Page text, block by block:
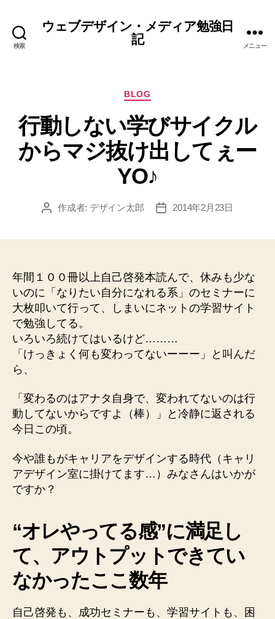
検索
ウェブデザイン・メディア勉強日
記
メニュー
カ
ゴ
リ
ー
BLOG
行動しない学びサイクル
からマジ抜け出してぇー
YO♪
投 作成者: デザイン太郎
投
2014年2月23日
年間１００冊以上自己啓発本読んで、休みも少な
いのに「なりたい自分になれる系」のセミナーに
大枚叩いて行って、しまいにネットの学習サイト
で勉強してる。
いろいろ続けてはいるけど………
「けっきょく何も変わってないーーー」と叫んだ
ら、
「変わるのはアナタ自身で、 変われてないのは行
動してないからですよ（棒）」と冷静に返される
今日この頃。
今や誰もがキャリアをデザインする時代（キャリ
アデザイン室に掛けてます…）みなさんはいかが
ですか？
“オレやってる感”に満足し
て、アウトプットできてい
なかったここ数年
自己啓発も、成功セミナーも、学習サイトも、 困